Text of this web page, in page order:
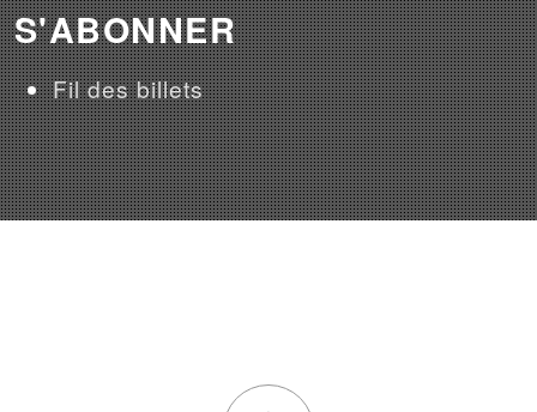
S'ABONNER
Fil des billets